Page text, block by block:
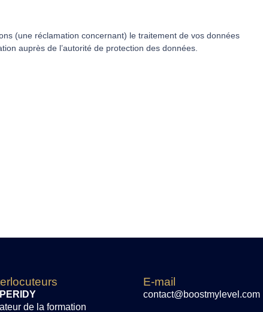
(une réclamation concernant) le traitement de vos données
auprès de l’autorité de protection des données.
de la formation
E-mail
contact@boostmylevel.com